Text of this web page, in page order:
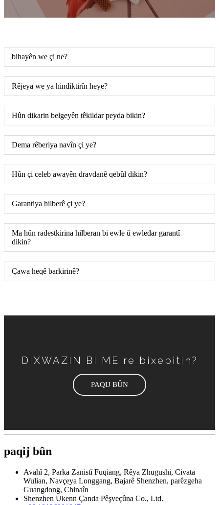
bihayên we çi ne?
Rêjeya we ya hindiktirîn heye?
Hûn dikarin belgeyên têkildar peyda bikin?
Dema rêberiya navîn çi ye?
Hûn çi celeb awayên dravdanê qebûl dikin?
Garantiya hilberê çi ye?
Ma hûn radestkirina hilberan bi ewle û ewledar garantî
dikin?
Çawa heqê barkirinê?
DIXWAZIN BI ME re bixebitin?
PAQIJ BÛN
paqij bûn
Avahî 2, Parka Zanistî Fuqiang, Rêya Zhugushi, Civata
Wulian, Navçeya Longgang, Bajarê Shenzhen, parêzgeha
Guangdong, Chinaîn
Shenzhen Ukenn Çanda Pêşveçûna Co., Ltd.